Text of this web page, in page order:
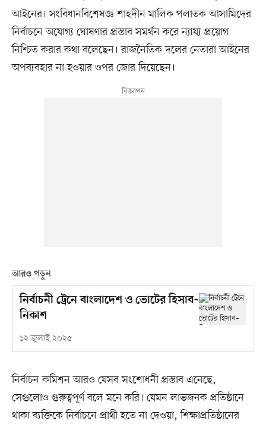
আইনের। সংবিধানবিশেষজ্ঞ শাহদীন মালিক পলাতক আসামিদের
নির্বাচনে অযোগ্য ঘোষণার প্রস্তাব সমর্থন করে ন্যায্য প্রয়োগ
নিশ্চিত করার কথা বলেছেন। রাজনৈতিক দলের নেতারা আইনের
অপব্যবহার না হওয়ার ওপর জোর দিয়েছেন।
আরও পড়ুন
নির্বাচনী ট্রেনে বাংলাদেশ ও ভোটের হিসাব–
নিকাশ
১২ জুলাই ২০২৫
নির্বাচন কমিশন আরও যেসব সংশোধনী প্রস্তাব এনেছে,
সেগুলোও গুরুত্বপূর্ণ বলে মনে করি। যেমন লাভজনক প্রতিষ্ঠানে
থাকা ব্যক্তিকে নির্বাচনে প্রার্থী হতে না দেওয়া, শিক্ষাপ্রতিষ্ঠানের